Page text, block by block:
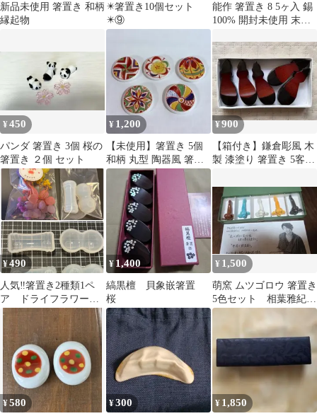
新品未使用 箸置き 和柄
縁起物
✴️箸置き10個セット
✴️⑨
能作 箸置き 8 5ヶ入 錫
100% 開封未使用 末広
¥450
パンダ 箸置き 3個 桜の
箸置き ２個 セット
¥ 1,200
【未使用】箸置き 5個
和柄 丸型 陶器風 箸置
和食器 お正月 おもてな
¥900
【箱付き】鎌倉彫風 木
製 漆塗り 箸置き 5客セ
¥490
人気‼️箸置き2種類1ペ
ア ドライフラワープ
レゼントセット
¥ 1,400
縞黒檀 貝象嵌箸置
桜
¥ 1,500
萌窯 ムツゴロウ 箸置き
5色セット 相葉雅紀
大幅お値下げ
¥580 ¥300 ¥ 1,850